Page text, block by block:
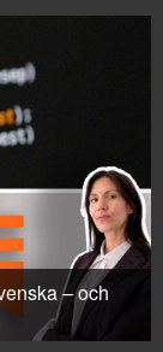
– och